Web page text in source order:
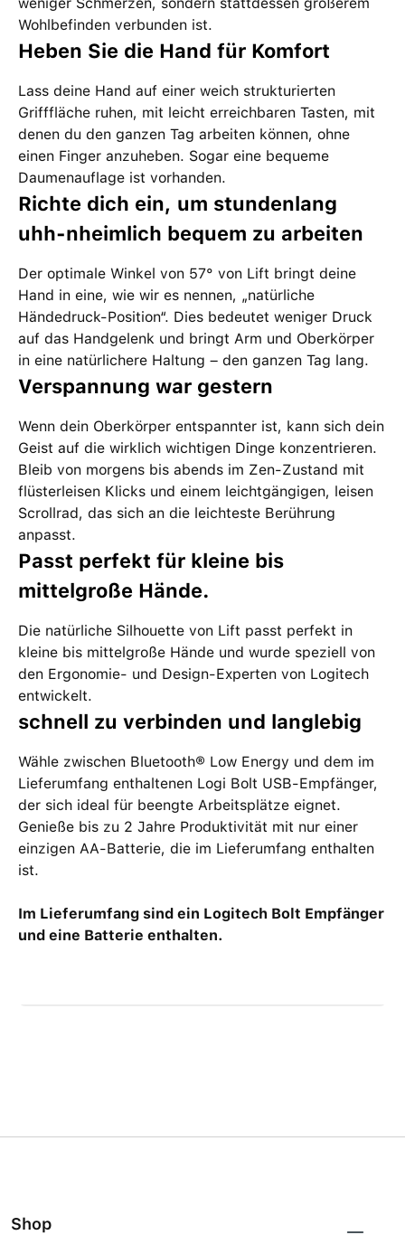
Wohlbefinden verbunden ist.
Heben Sie die Hand für Komfort
Lass deine Hand auf einer weich strukturierten
Grifffläche ruhen, mit leicht erreichbaren Tasten, mit
denen du den ganzen Tag arbeiten können, ohne
einen Finger anzuheben. Sogar eine bequeme
Daumenauflage ist vorhanden.
Richte dich ein, um stundenlang
uhh-nheimlich bequem zu arbeiten
Der optimale Winkel von 57° von Lift bringt deine
Hand in eine, wie wir es nennen, „natürliche
Händedruck-Position“. Dies bedeutet weniger Druck
auf das Handgelenk und bringt Arm und Oberkörper
in eine natürlichere Haltung – den ganzen Tag lang.
Verspannung war gestern
Wenn dein Oberkörper entspannter ist, kann sich dein
Geist auf die wirklich wichtigen Dinge konzentrieren.
Bleib von morgens bis abends im Zen-Zustand mit
flüsterleisen Klicks und einem leichtgängigen, leisen
Scrollrad, das sich an die leichteste Berührung
anpasst.
Passt perfekt für kleine bis
mittelgroße Hände.
Die natürliche Silhouette von Lift passt perfekt in
kleine bis mittelgroße Hände und wurde speziell von
den Ergonomie- und Design-Experten von Logitech
entwickelt.
schnell zu verbinden und langlebig
Wähle zwischen Bluetooth® Low Energy und dem im
Lieferumfang enthaltenen Logi Bolt USB-Empfänger,
der sich ideal für beengte Arbeitsplätze eignet.
Genieße bis zu 2 Jahre Produktivität mit nur einer
einzigen AA-Batterie, die im Lieferumfang enthalten
ist.
Im Lieferumfang sind ein Logitech Bolt Empfänger
und eine Batterie enthalten.
Shop